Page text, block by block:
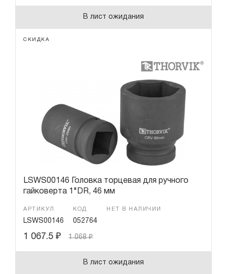
В лист ожидания
СКИДКА
LSWS00146 Головка торцевая для ручного
гайковерта 1"DR, 46 мм
АРТИКУЛ
LSWS00146
КОД
052764
НЕТ В НАЛИЧИИ
1 067.5 ₽ 1 068₽
В лист ожидания